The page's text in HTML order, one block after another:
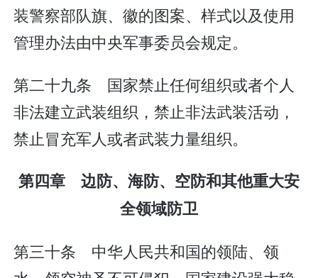
装警察部队旗、徽的图案、样式以及使用
管理办法由中央军事委员会规定。
第二十九条 国家禁止任何组织或者个人
非法建立武装组织，禁止非法武装活动，
禁止冒充军人或者武装力量组织。
第四章 边防、海防、空防和其他重大安
全领域防卫
第三十条 中华人民共和国的领陆、领